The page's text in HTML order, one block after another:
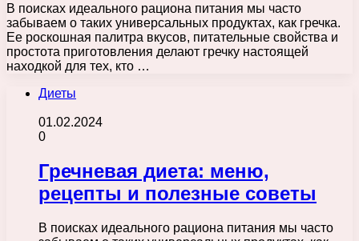
В поисках идеального рациона питания мы часто
забываем о таких универсальных продуктах, как гречка.
Ее роскошная палитра вкусов, питательные свойства и
простота приготовления делают гречку настоящей
находкой для тех, кто …
Диеты
01.02.2024
0
Гречневая диета: меню,
рецепты и полезные советы
В поисках идеального рациона питания мы часто